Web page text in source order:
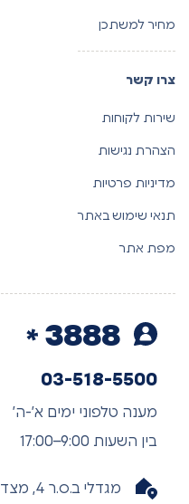
מחיר למשתכן
צרו קשר
שירות לקוחות
הצהרת נגישות
מדיניות פרטיות
תנאי שימוש באתר
מפת אתר
03-518-5500
מענה טלפוני ימים א’-ה’
בין השעות 9:00–17:00
מגדלי ב.ס.ר 4, מצדה 7 בני ברק